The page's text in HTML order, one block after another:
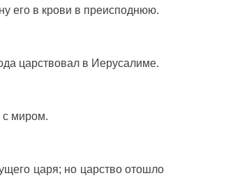
его в крови в преисподнюю.
царствовалв Иерусалиме.
миром.
царя; но царство отошло